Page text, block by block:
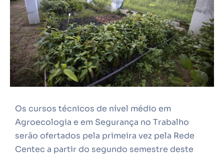
Os cursos técnicos de nível médio em
Agroecologia e em Segurança no Trabalho
serão ofertados pela primeira vez pela Rede
Centec a partir do segundo semestre deste